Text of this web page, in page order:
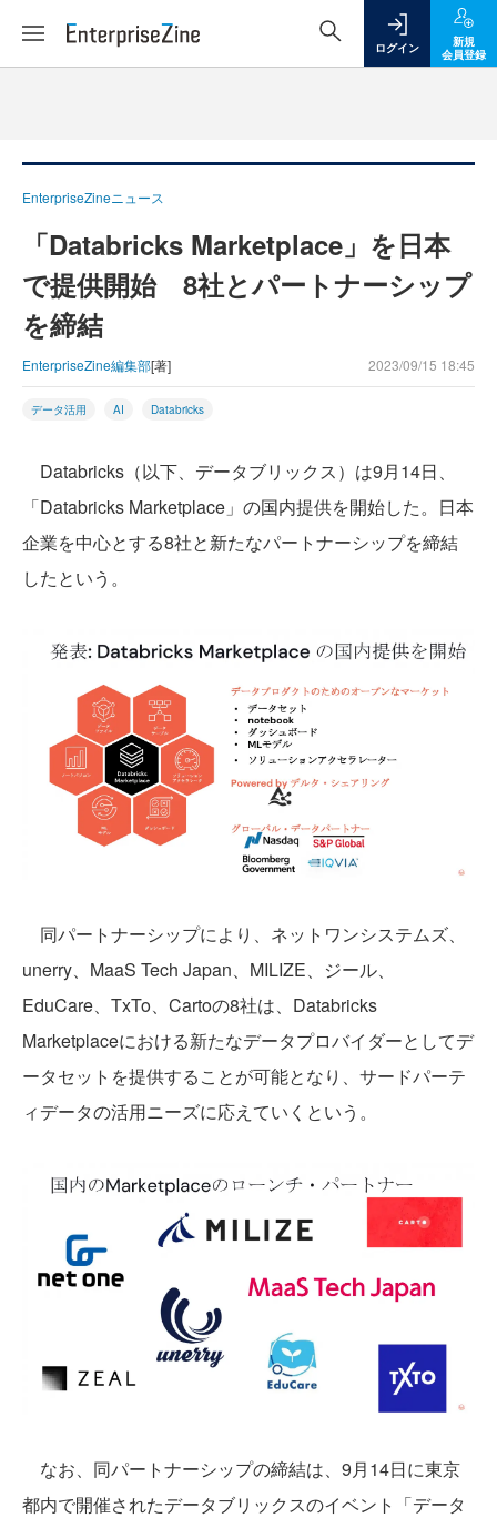
ログイン
新規
会員登録
EnterpriseZineニュース
「Databricks Marketplace」を日本
で提供開始 8社とパートナーシップ
を締結
EnterpriseZine編集部[著] 2023/09/15 18:45
データ活用 AI Databricks
Databricks（以下、データブリックス）は9月14日、
「Databricks Marketplace」の国内提供を開始した。日本
企業を中心とする8社と新たなパートナーシップを締結
したという。
同パートナーシップにより、ネットワンシステムズ、
unerry、MaaS Tech Japan、MILIZE、ジール、
EduCare、TxTo、Cartoの8社は、Databricks
Marketplaceにおける新たなデータプロバイダーとしてデ
ータセットを提供することが可能となり、サードパーテ
ィデータの活用ニーズに応えていくという。
なお、同パートナーシップの締結は、9月14日に東京
都内で開催されたデータブリックスのイベント「データ